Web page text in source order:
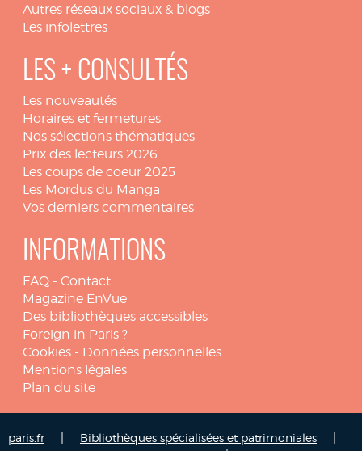
Autres réseaux sociaux & blogs
Les infolettres
LES + CONSULTÉS
Les nouveautés
Horaires et fermetures
Nos sélections thématiques
Prix des lecteurs 2026
Les coups de coeur 2025
Les Mordus du Manga
Vos derniers commentaires
INFORMATIONS
FAQ - Contact
Magazine EnVue
Des bibliothèques accessibles
Foreign in Paris ?
Cookies - Données personnelles
Mentions légales
Plan du site
paris.fr Bibliothèques spécialisées et patrimoniales